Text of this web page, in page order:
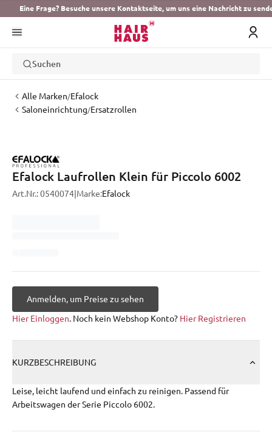
Eine Frage? Besuche unsere Kontaktseite, um uns eine Nachricht zu
Suchen
Alle Marken/Efalock
Saloneinrichtung/Ersatzrollen
Efalock Laufrollen Klein für Piccolo 6002
Art.Nr.:0540074 Marke:Efalock
Anmelden, um Preise zu sehen
Hier Einloggen. Noch kein Webshop Konto? Hier Registrieren
KURZBESCHREIBUNG
Leise, leicht laufend und einfach zu reinigen. Passend für
Arbeitswagen der Serie Piccolo 6002.